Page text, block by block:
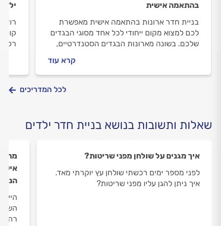
בהתאמה אישית
בניית חדר ארונות בהתאמה אישית מאפשרת
לכם למצוא מקום ייחודי לכל אחד מסוגי הבגדים
שלכם. בשונה מארונות הבגדים הסטנדרטיים,
איך מתכננים נכון את חדר ארונות? מהם סוגי
העצים המומלצים ביותר, מה כולל תהליך
קרא עוד
רק
לכל המדריכים
שאלות ותשובות בנושא בניית חדר ילדים
איך מגנים על שולחן מפני שריטות?
לפני מספר ימים רכשתי שולחן עץ יוקרתי מאד.
איך ניתן להגן עליו מפני שריטות?
היי,